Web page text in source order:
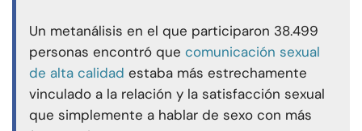
Un metanálisis en el que participaron 38.499
personas encontró que comunicación sexual
de alta calidad estaba más estrechamente
vinculado a la relación y la satisfacción sexual
que simplemente a hablar de sexo con más